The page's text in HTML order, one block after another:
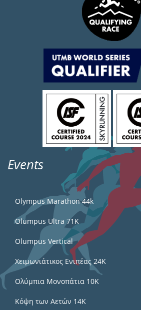
Events
Olympus Marathon 44k
Olumpus Ultra 71K
Olumpus Vertical
Χειμωνιάτικος Ενιπέας 24Κ
Ολύμπια Μονοπάτια 10Κ
Κόψη των Αετών 14Κ